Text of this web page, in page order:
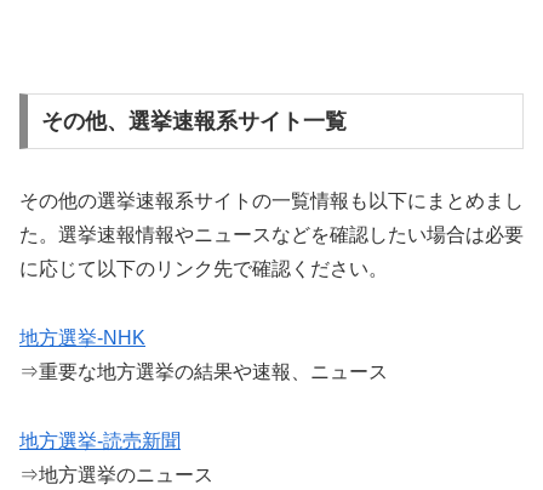
その他、選挙速報系サイト一覧
その他の選挙速報系サイトの一覧情報も以下にまとめまし
た。選挙速報情報やニュースなどを確認したい場合は必要
に応じて以下のリンク先で確認ください。
地方選挙-NHK
⇒重要な地方選挙の結果や速報、ニュース
地方選挙-読売新聞
⇒地方選挙のニュース